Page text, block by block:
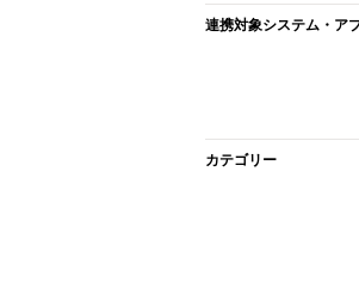
連携対象システム・ア
カテゴリー